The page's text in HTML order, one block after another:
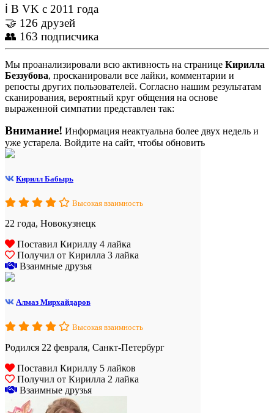
ℹ В VK с 2011 года
🤝 126 друзей
👥 163 подписчика
Мы проанализировали всю активность на странице Кирилла
Беззубова, просканировали все лайки, комментарии и
репосты других пользователей. Согласно нашим результатам
сканирования, вероятный круг общения на основе
выраженной симпатии представлен так:
Внимание! Информация неактуальна более двух недель и
уже устарела. Войдите на сайт, чтобы обновить
Кирилл Бабырь
Высокая взаимность
22 года, Новокузнецк
Поставил Кириллу 4 лайка
Получил от Кирилла 3 лайка
Взаимные друзья
Алмаз Мирхайдаров
Высокая взаимность
Родился 22 февраля, Санкт-Петербург
Поставил Кириллу 5 лайков
Получил от Кирилла 2 лайка
Взаимные друзья